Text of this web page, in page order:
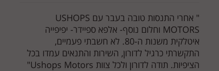
" אחרי התנסות טובה בעבר עם USHOPS
MOTORS וחלום נוסף- אלפא ספיידר- יפיפייה
איטלקית משנות ה-80. לא חשבתי פעמיים,
התקשרתי כרגיל לדורון, השירות והתנאים עמדו בכל
הציפיות. תודה לדורון ולכל צוות Ushops Motors"